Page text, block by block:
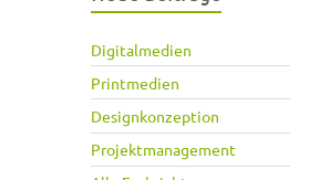
Digitalmedien
Printmedien
Designkonzeption
Projektmanagement